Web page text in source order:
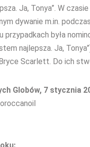
Ja, Tonya”. W
dywanie m.in.
przypadkach była
najlepsza. Ja,
Scarlett. Do ich
Globów, 7 stycznia